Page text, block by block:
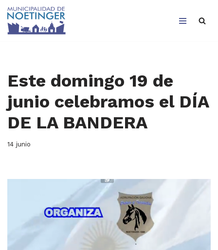
Saltar
Este domingo 19 de
junio celebramos el DÍA
DE LA BANDERA
14 junio